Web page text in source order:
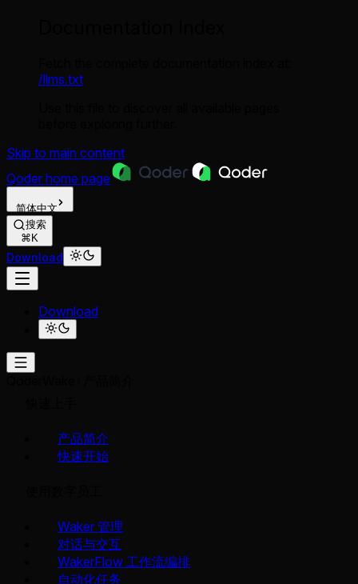
/llms.txt
Skip to main content
Qoder home page
简体中文
搜索
⌘K
Download
Download
产品简介
快速开始
Waker 管理
对话与交互
WakerFlow 工作流编排
自动化任务